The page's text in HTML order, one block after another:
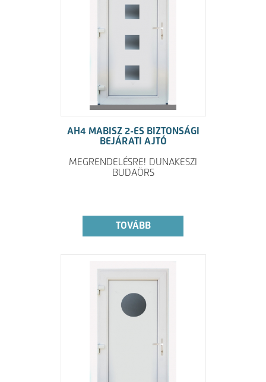
AH4 MABISZ 2-ES BIZTONSÁGI
BEJÁRATI AJTÓ
MEGRENDELÉSRE! DUNAKESZI
BUDAÖRS
TOVÁBB